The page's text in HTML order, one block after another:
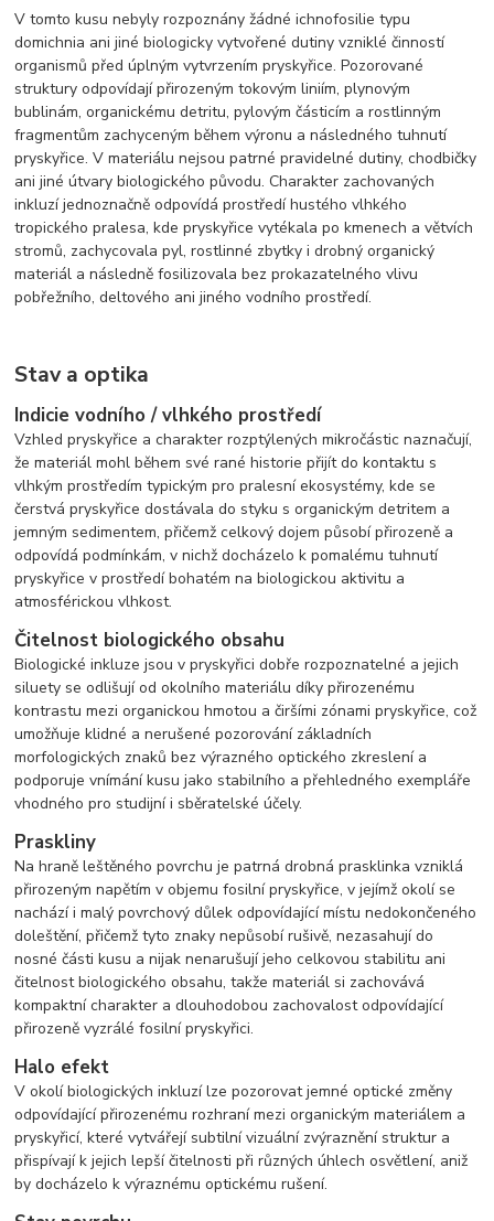
V tomto kusu nebyly rozpoznány žádné ichnofosilie typu
domichnia ani jiné biologicky vytvořené dutiny vzniklé činností
organismů před úplným vytvrzením pryskyřice. Pozorované
struktury odpovídají přirozeným tokovým liniím, plynovým
bublinám, organickému detritu, pylovým částicím a rostlinným
fragmentům zachyceným během výronu a následného tuhnutí
pryskyřice. V materiálu nejsou patrné pravidelné dutiny, chodbičky
ani jiné útvary biologického původu. Charakter zachovaných
inkluzí jednoznačně odpovídá prostředí hustého vlhkého
tropického pralesa, kde pryskyřice vytékala po kmenech a větvích
stromů, zachycovala pyl, rostlinné zbytky i drobný organický
materiál a následně fosilizovala bez prokazatelného vlivu
pobřežního, deltového ani jiného vodního prostředí.
Stav a optika
Indicie vodního / vlhkého prostředí
Vzhled pryskyřice a charakter rozptýlených mikročástic naznačují,
že materiál mohl během své rané historie přijít do kontaktu s
vlhkým prostředím typickým pro pralesní ekosystémy, kde se
čerstvá pryskyřice dostávala do styku s organickým detritem a
jemným sedimentem, přičemž celkový dojem působí přirozeně a
odpovídá podmínkám, v nichž docházelo k pomalému tuhnutí
pryskyřice v prostředí bohatém na biologickou aktivitu a
atmosférickou vlhkost.
Čitelnost biologického obsahu
Biologické inkluze jsou v pryskyřici dobře rozpoznatelné a jejich
siluety se odlišují od okolního materiálu díky přirozenému
kontrastu mezi organickou hmotou a čiršími zónami pryskyřice, což
umožňuje klidné a nerušené pozorování základních
morfologických znaků bez výrazného optického zkreslení a
podporuje vnímání kusu jako stabilního a přehledného exempláře
vhodného pro studijní i sběratelské účely.
Praskliny
Na hraně leštěného povrchu je patrná drobná prasklinka vzniklá
přirozeným napětím v objemu fosilní pryskyřice, v jejímž okolí se
nachází i malý povrchový důlek odpovídající místu nedokončeného
doleštění, přičemž tyto znaky nepůsobí rušivě, nezasahují do
nosné části kusu a nijak nenarušují jeho celkovou stabilitu ani
čitelnost biologického obsahu, takže materiál si zachovává
kompaktní charakter a dlouhodobou zachovalost odpovídající
přirozeně vyzrálé fosilní pryskyřici.
Halo efekt
V okolí biologických inkluzí lze pozorovat jemné optické změny
odpovídající přirozenému rozhraní mezi organickým materiálem a
pryskyřicí, které vytvářejí subtilní vizuální zvýraznění struktur a
přispívají k jejich lepší čitelnosti při různých úhlech osvětlení, aniž
by docházelo k výraznému optickému rušení.